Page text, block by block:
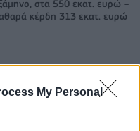
My Personal
στα 550 εκατ. ευρώ –
κέρδη 313 εκατ. ευρώ
KG Mobility